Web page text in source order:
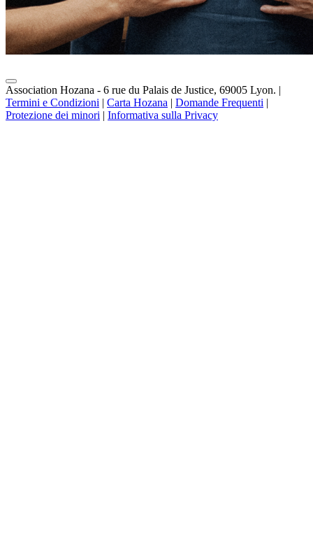
Association Hozana - 6 rue du Palais de Justice, 69005 Lyon. |
Termini e Condizioni | Carta Hozana | Domande Frequenti |
Protezione dei minori | Informativa sulla Privacy